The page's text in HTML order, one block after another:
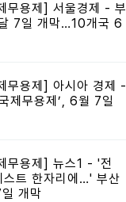
무용제] 서울경제 - 부
7일 개막…10개국 6
무용제] 아시아 경제 -
제무용제’, 6월 7일
무용제] 뉴스1 - '전
트 한자리에…' 부산
개막